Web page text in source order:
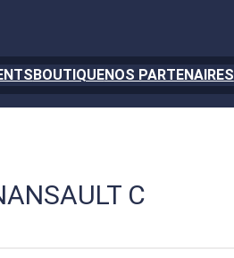
BOUTIQUENOS PARTENAIRES
C